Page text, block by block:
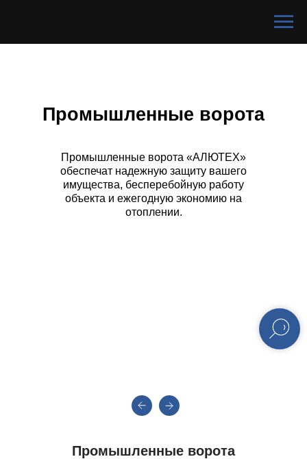
Промышленные ворота
Промышленные ворота «АЛЮТЕХ»
обеспечат надежную защиту вашего
имущества, бесперебойную работу
объекта и ежегодную экономию на
отоплении.
Промышленные ворота